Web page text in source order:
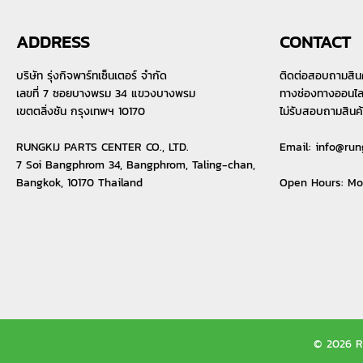
ADDRESS
บริษัท รุ่งกิจพาร์ทเซ็นเตอร์ จำกัด
เลขที่ 7 ซอยบางพรม 34 แขวงบางพรม
เขตตลิ่งชัน กรุงเทพฯ 10170
RUNGKIJ PARTS CENTER CO., LTD.
7 Soi Bangphrom 34, Bangphrom, Taling-chan,
Bangkok, 10170 Thailand
CONTACT
ติดต่อสอบถามสิ
ทางช่องทางออนไ
ไม่รับสอบถามสิน
Email:
Open Hours:
© 2026